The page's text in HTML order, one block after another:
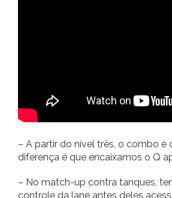
– A partir do nível três, o combo é
diferença é que encaixamos o Q
– No match-up contra tanques,
controle da lane antes deles